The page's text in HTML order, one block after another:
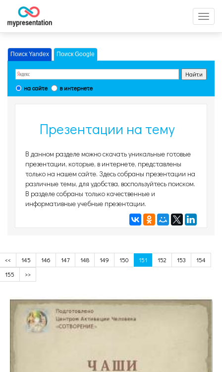
меню
Поиск Yandex Поиск Google
на сайте в интернете
Презентации на тему
страница 151
В данном разделе можно скачать уникальные готовые
презентации, которые, в интернете, представлены
только на нашем сайте. Здесь собраны презентации на
различные темы, для удобства, воспользуйтесь поиском.
В разделе собраны только качественные и
информативные учебные презентации.
<< 145 146 147 148 149 150 151 152 153
154
155
>>